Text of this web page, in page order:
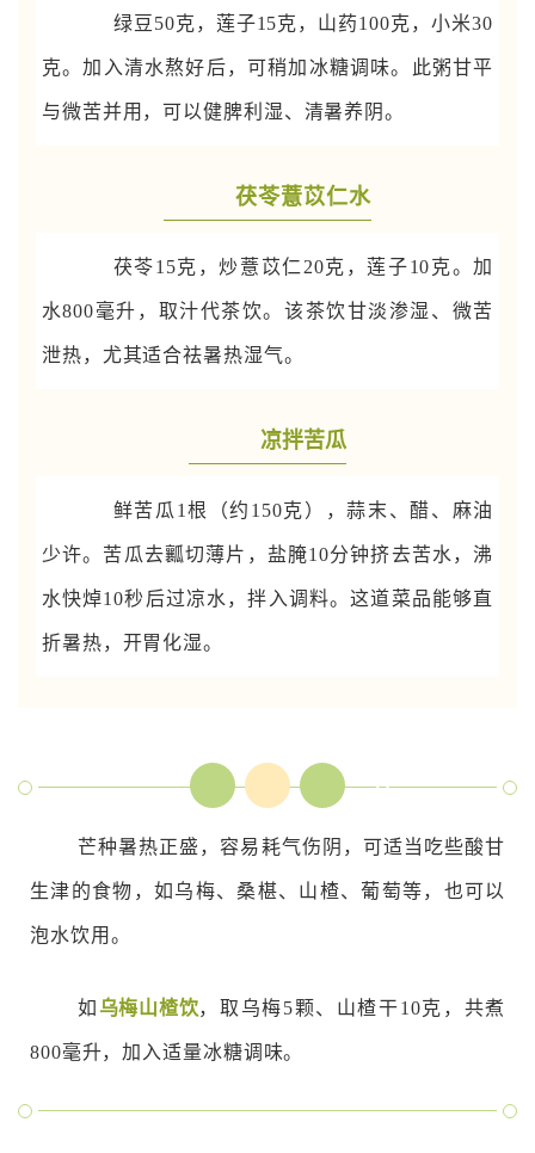
绿豆50克，莲子15克，山药100克，小米30
克。加入清水熬好后，可稍加冰糖调味。此粥甘平
与微苦并用，可以健脾利湿、清暑养阴。
茯苓薏苡仁水
茯苓15克，炒薏苡仁20克，莲子10克。加
水800毫升，取汁代茶饮。该茶饮甘淡渗湿、微苦
泄热，尤其适合祛暑热湿气。
凉拌苦瓜
鲜苦瓜1根（约150克），蒜末、醋、麻油
少许。苦瓜去瓤切薄片，盐腌10分钟挤去苦水，沸
水快焯10秒后过凉水，拌入调料。这道菜品能够直
折暑热，开胃化湿。
甘
芒种暑热正盛，容易耗气伤阴，可适当吃些酸甘
生津的食物，如乌梅、桑椹、山楂、葡萄等，也可以
泡水饮用。
如 乌梅山楂饮，取乌梅5颗、山楂干10克，共煮
800毫升，加入适量冰糖调味。